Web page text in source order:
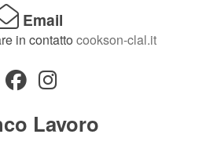
Email
in contatto cookson-clal.it
Lavoro